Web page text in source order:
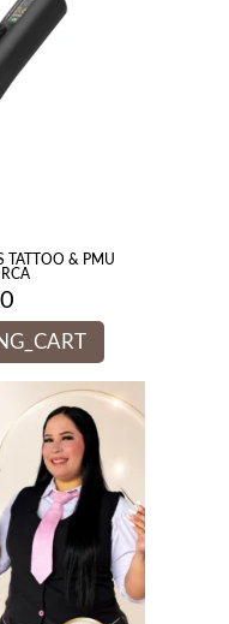
TATTOO & PMU